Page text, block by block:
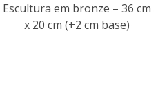
Escultura em bronze – 36 cm
x 20 cm (+2 cm base)